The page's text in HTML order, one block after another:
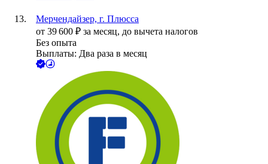
Мерчендайзер, г. Плюсса
от 39 600 ₽ за месяц, до вычета налогов
Без опыта
Выплаты: Два раза в месяц